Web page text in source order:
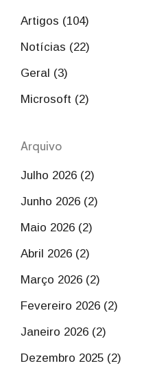
Artigos (104)
Notícias (22)
Geral (3)
Microsoft (2)
Arquivo
Julho 2026 (2)
Junho 2026 (2)
Maio 2026 (2)
Abril 2026 (2)
Março 2026 (2)
Fevereiro 2026 (2)
Janeiro 2026 (2)
Dezembro 2025 (2)